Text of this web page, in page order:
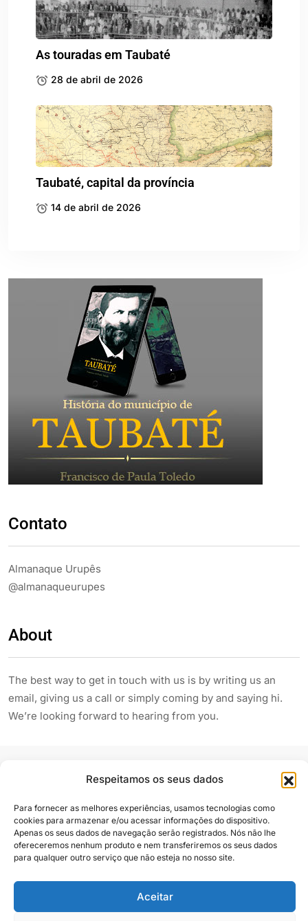
Respeitamos os seus dados
Para fornecer as melhores experiências, usamos tecnologias como
cookies para armazenar e/ou acessar informações do dispositivo.
Apenas os seus dados de navegação serão registrados. Nós não lhe
ofereceremos nenhum produto e nem transferiremos os seus dados
para qualquer outro serviço que não esteja no nosso site.
Aceitar
As touradas em Taubaté
28 de abril de 2026
Taubaté, capital da província
14 de abril de 2026
Contato
Almanaque Urupês
@almanaqueurupes
About
The best way to get in touch with us is by writing us an
email, giving us a call or simply coming by and saying hi.
We’re looking forward to hearing from you.
Siga e compartilhe